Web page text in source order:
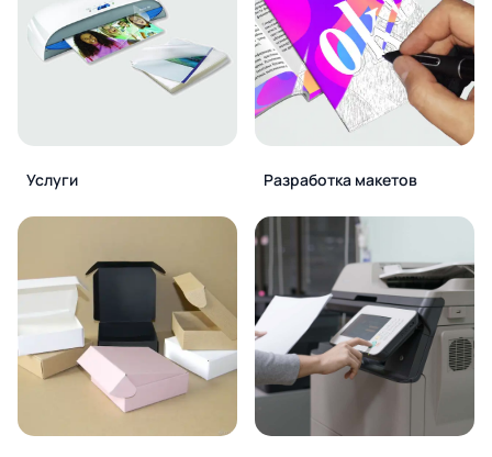
Услуги Разработка макетов